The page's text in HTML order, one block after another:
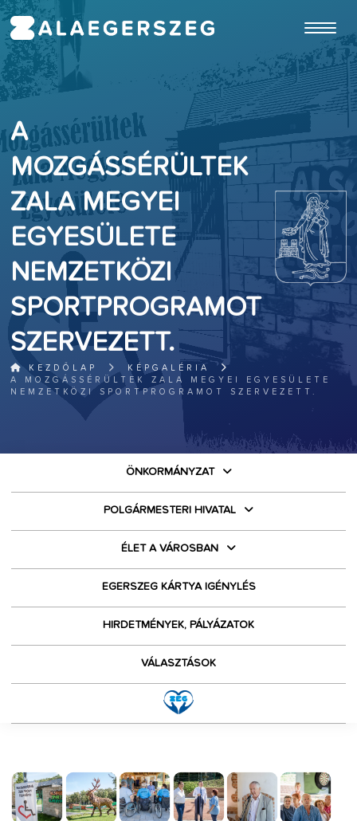
A
MOZGÁSSÉRÜLTEK
ZALA MEGYEI
EGYESÜLETE
NEMZETKÖZI
SPORTPROGRAMOT
SZERVEZETT.
KEZDŐLAP
KÉPGALÉRIA
A MOZGÁSSÉRÜLTEK ZALA MEGYEI EGYESÜLETE
NEMZETKÖZI SPORTPROGRAMOT SZERVEZETT.
ÖNKORMÁNYZAT
POLGÁRMESTERI HIVATAL
ÉLET A VÁROSBAN
EGERSZEG KÁRTYA IGÉNYLÉS
HIRDETMÉNYEK, PÁLYÁZATOK
VÁLASZTÁSOK